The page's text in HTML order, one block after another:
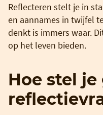
Reflecteren stelt je in
en aannames in twijfel
denkt is immers waar.
op het leven bieden.
Hoe stel je